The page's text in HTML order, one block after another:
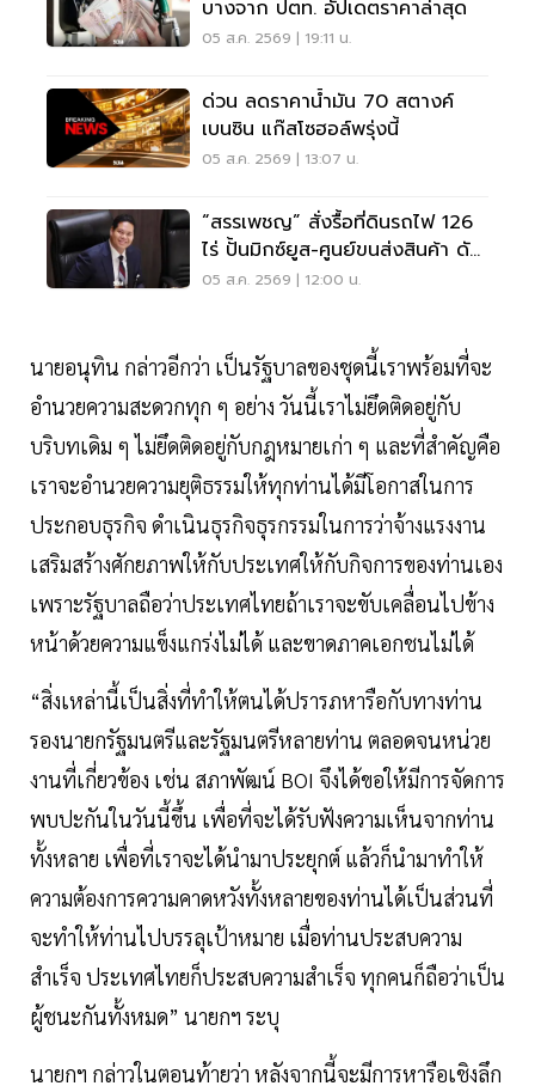
บางจาก ปตท. อัปเดตราคาล่าสุด
05 ส.ค. 2569 | 19:11 น.
ด่วน ลดราคาน้ำมัน 70 สตางค์
เบนซิน แก๊สโซฮอล์พรุ่งนี้
05 ส.ค. 2569 | 13:07 น.
“สรรเพชญ” สั่งรื้อที่ดินรถไฟ 126
ไร่ ปั้นมิกซ์ยูส-ศูนย์ขนส่งสินค้า ดัน
เศรษฐกิจเมืองกาญจนบุรี
05 ส.ค. 2569 | 12:00 น.
นายอนุทิน กล่าวอีกว่า เป็นรัฐบาลของชุดนี้เราพร้อมที่จะ
อำนวยความสะดวกทุก ๆ อย่าง วันนี้เราไม่ยึดติดอยู่กับ
บริบทเดิม ๆ ไม่ยึดติดอยู่กับกฎหมายเก่า ๆ และที่สำคัญคือ
เราจะอำนวยความยุติธรรมให้ทุกท่านได้มีโอกาสในการ
ประกอบธุรกิจ ดำเนินธุรกิจธุรกรรมในการว่าจ้างแรงงาน
เสริมสร้างศักยภาพให้กับประเทศให้กับกิจการของท่านเอง
เพราะรัฐบาลถือว่าประเทศไทยถ้าเราจะขับเคลื่อนไปข้าง
หน้าด้วยความแข็งแกร่งไม่ได้ และขาดภาคเอกชนไม่ได้
“สิ่งเหล่านี้เป็นสิ่งที่ทำให้ตนได้ปรารภหารือกับทางท่าน
รองนายกรัฐมนตรีและรัฐมนตรีหลายท่าน ตลอดจนหน่วย
งานที่เกี่ยวข้อง เช่น สภาพัฒน์ BOI จึงได้ขอให้มีการจัดการ
พบปะกันในวันนี้ขึ้น เพื่อที่จะได้รับฟังความเห็นจากท่าน
ทั้งหลาย เพื่อที่เราจะได้นำมาประยุกต์ แล้วก็นำมาทำให้
ความต้องการความคาดหวังทั้งหลายของท่านได้เป็นส่วนที่
จะทำให้ท่านไปบรรลุเป้าหมาย เมื่อท่านประสบความ
สำเร็จ ประเทศไทยก็ประสบความสำเร็จ ทุกคนก็ถือว่าเป็น
ผู้ชนะกันทั้งหมด” นายกฯ ระบุ
นายกฯ กล่าวในตอนท้ายว่า หลังจากนี้จะมีการหารือเชิงลึก